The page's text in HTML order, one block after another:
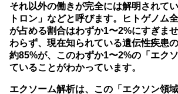
それ以外の働きが完全には解明されて
トロン」などと呼びます。
ヒトゲノム
が占める割合はわずか1〜2%にすぎませ
わらず、 現在知られている遺伝性疾患
約85%が、このわずか1〜2%の「エク
ていることがわかっています。
エクソーム解析は、この「エクソン領